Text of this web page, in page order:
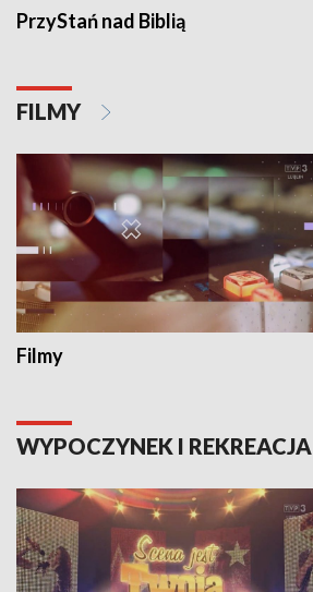
PrzyStań nad Biblią
FILMY
Filmy
WYPOCZYNEK I REKREACJA